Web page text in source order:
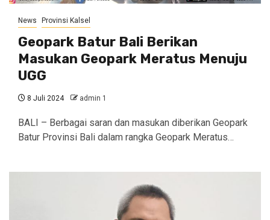
News Provinsi Kalsel
Geopark Batur Bali Berikan
Masukan Geopark Meratus Menuju
UGG
8 Juli 2024 admin 1
BALI – Berbagai saran dan masukan diberikan Geopark
Batur Provinsi Bali dalam rangka Geopark Meratus…